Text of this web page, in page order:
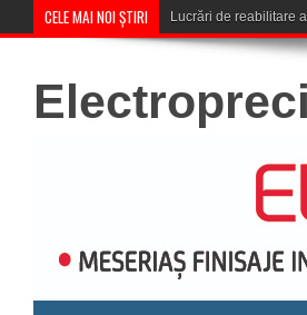
CELE MAI NOI ȘTIRI Corona Brașov se